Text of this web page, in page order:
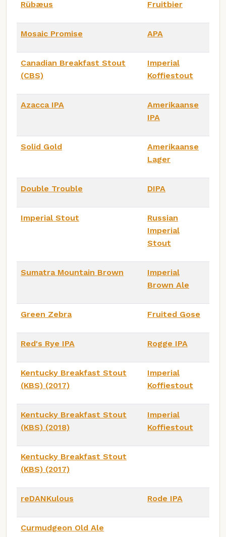
Rübæus Fruitbier
Mosaic Promise APA
Canadian Breakfast Stout
(CBS)
Imperial
Koffiestout
Azacca IPA
Amerikaanse
IPA
Solid Gold
Amerikaanse
Lager
Double Trouble DIPA
Imperial Stout
Russian
Imperial
Stout
Sumatra Mountain Brown
Imperial
Brown Ale
Green Zebra Fruited Gose
Red's Rye IPA Rogge IPA
Kentucky Breakfast Stout
(KBS) (2017)
Imperial
Koffiestout
Kentucky Breakfast Stout
(KBS) (2018)
Imperial
Koffiestout
Kentucky Breakfast Stout
(KBS) (2017)
reDANKulous Rode IPA
Curmudgeon Old Ale